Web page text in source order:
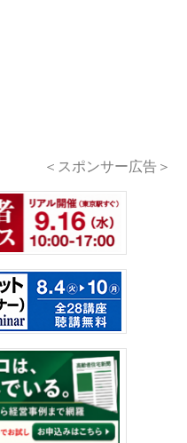
＜スポンサー広告＞